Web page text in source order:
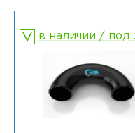
в наличии / под